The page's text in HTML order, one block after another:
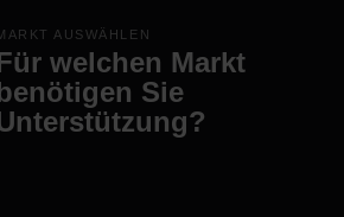
Firma Kontakt
AUSWÄHLEN
welchen Markt
Sie